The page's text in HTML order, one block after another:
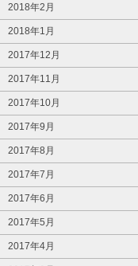
2018年2月
2018年1月
2017年12月
2017年11月
2017年10月
2017年9月
2017年8月
2017年7月
2017年6月
2017年5月
2017年4月